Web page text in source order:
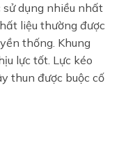
dụng nhiều nhất
liệu thường được
thống. Khung
lực tốt. Lực kéo
thun được buộc cố